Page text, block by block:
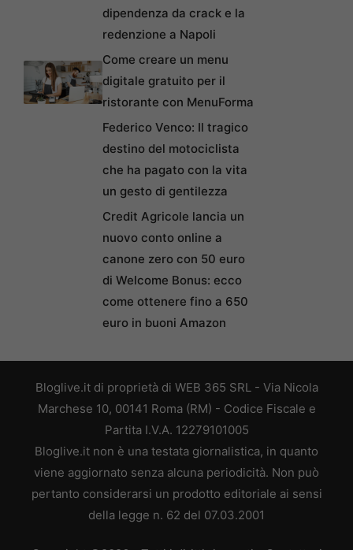
dipendenza da crack e la
redenzione a Napoli
Come creare un menu
digitale gratuito per il
ristorante con MenuForma
Federico Venco: Il tragico
destino del motociclista
che ha pagato con la vita
un gesto di gentilezza
Credit Agricole lancia un
nuovo conto online a
canone zero con 50 euro
di Welcome Bonus: ecco
come ottenere fino a 650
euro in buoni Amazon
Bloglive.it di proprietà di WEB 365 SRL - Via Nicola
Marchese 10, 00141 Roma (RM) - Codice Fiscale e
Partita I.V.A. 12279101005
Bloglive.it non è una testata giornalistica, in quanto
viene aggiornato senza alcuna periodicità. Non può
pertanto considerarsi un prodotto editoriale ai sensi
della legge n. 62 del 07.03.2001